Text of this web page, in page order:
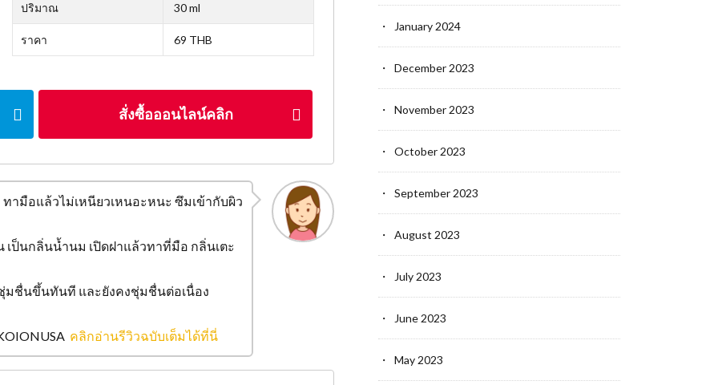
ปริมาณ 30 ml
ราคา 69 THB
สั่งซื้อออนไลน์คลิก
ามือแล้วไม่เหนียวเหนอะหนะ ซึมเข้ากับผิว
ป็นกลิ่นน้ำนม เปิดฝาแล้วทาที่มือ กลิ่นเตะ
มชื่นขึ้นทันที และยังคงชุ่มชื่นต่อเนื่อง
คลิกอ่านรีวิวฉบับเต็มได้ที่นี่
January 2024
December 2023
November 2023
October 2023
September 2023
August 2023
July 2023
June 2023
May 2023